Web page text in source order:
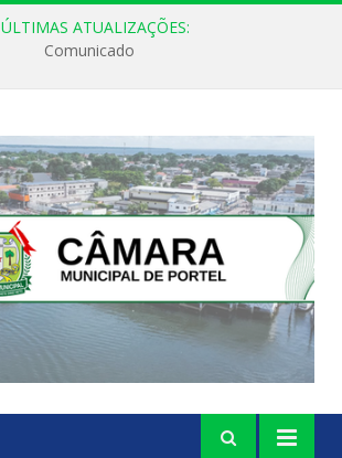
ÚLTIMAS ATUALIZAÇÕES:
Comunicado